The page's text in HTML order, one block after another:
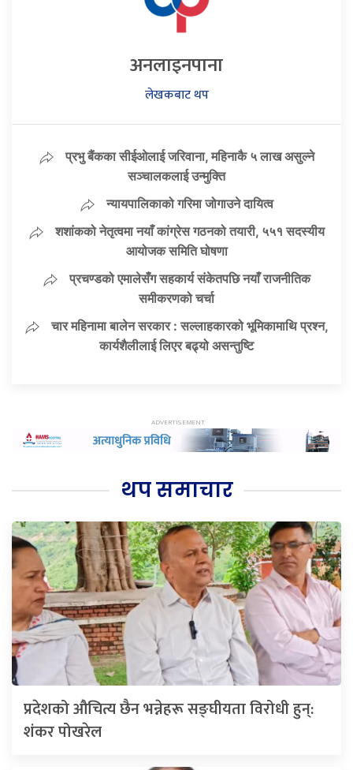
अनलाइनपाना
लेखकबाट थप
प्रभु बैंकका सीईओलाई जरिवाना, महिनाकै ५ लाख असुल्ने
सञ्चालकलाई उन्मुक्ति
न्यायपालिकाको गरिमा जोगाउने दायित्व
शशांकको नेतृत्वमा नयाँ कांग्रेस गठनको तयारी, ५५१ सदस्यीय
आयोजक समिति घोषणा
प्रचण्डको एमालेसँग सहकार्य संकेतपछि नयाँ राजनीतिक
समीकरणको चर्चा
चार महिनामा बालेन सरकार : सल्लाहकारको भूमिकामाथि प्रश्न,
कार्यशैलीलाई लिएर बढ्यो असन्तुष्टि
थप समाचार
प्रदेशको औचित्य छैन भन्नेहरू सङ्घीयता विरोधी हुन्:
शंकर पोखरेल